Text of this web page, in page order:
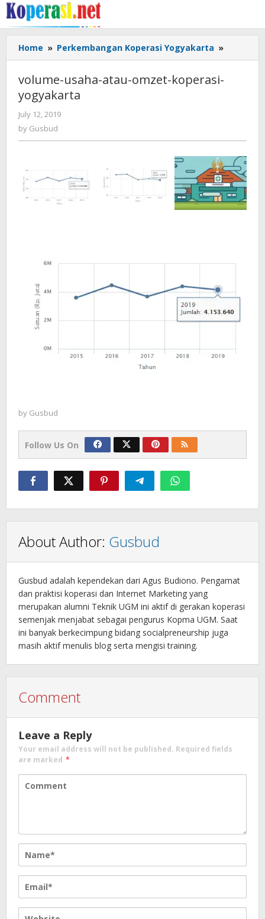
Skip
to
content
Home » Perkembangan Koperasi Yogyakarta »
usaha-
volume-usaha-atau-omzet-koperasi-
yogyakarta
July 12, 2019
by Gusbud
by Gusbud
Follow Us On
About Author: Gusbud
Gusbud adalah kependekan dari Agus Budiono. Pengamat
dan praktisi koperasi dan Internet Marketing yang
merupakan alumni Teknik UGM ini aktif di gerakan koperasi
semenjak menjabat sebagai pengurus Kopma UGM. Saat
ini banyak berkecimpung bidang socialpreneurship juga
masih aktif menulis blog serta mengisi training.
Comment
Leave a Reply
Your email address will not be published. Required fields
are marked *